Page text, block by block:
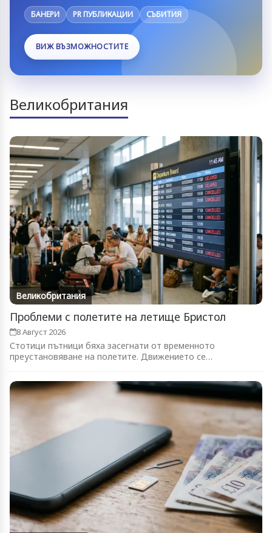
БАНЕРИ PR ПУБЛИКАЦИИ СЪБИТИЯ
ВИЖ ВЪЗМОЖНОСТИТЕ
Великобритания
Великобритания
Проблеми с полетите на летище Бристол
8 Август 2026
Стотици пътници бяха засегнати от временното
преустановяване на полетите. Движението се